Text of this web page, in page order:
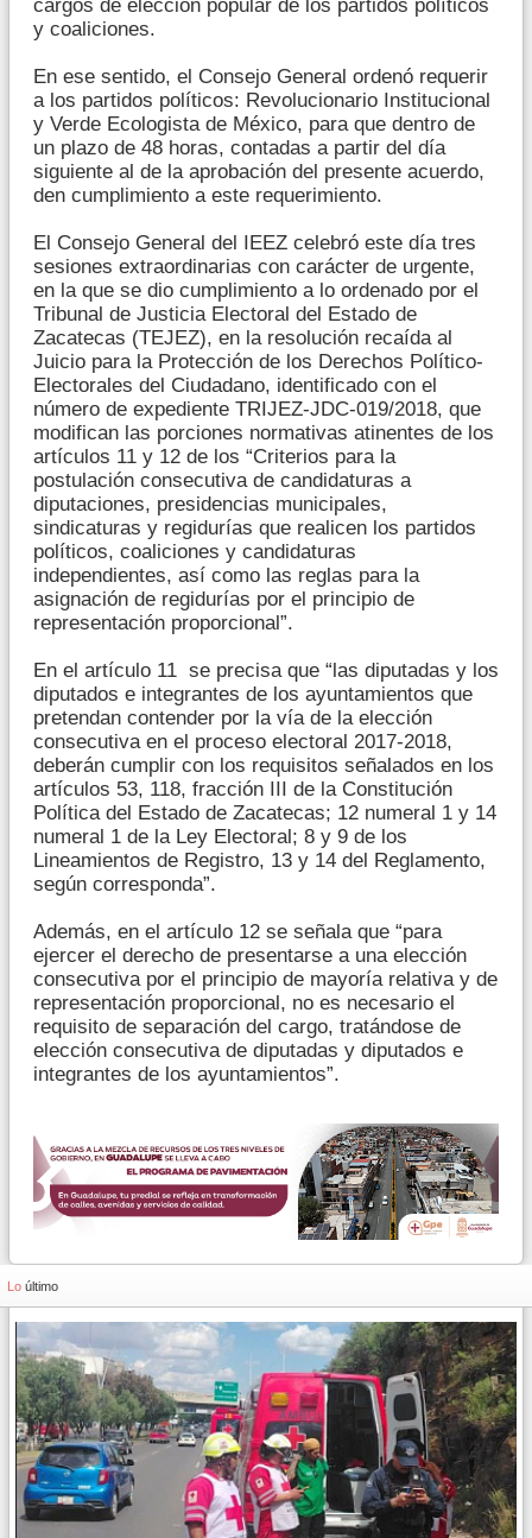
cargos de elección popular de los partidos políticos
y coaliciones.
En ese sentido, el Consejo General ordenó requerir
a los partidos políticos: Revolucionario Institucional
y Verde Ecologista de México, para que dentro de
un plazo de 48 horas, contadas a partir del día
siguiente al de la aprobación del presente acuerdo,
den cumplimiento a este requerimiento.
El Consejo General del IEEZ celebró este día tres
sesiones extraordinarias con carácter de urgente,
en la que se dio cumplimiento a lo ordenado por el
Tribunal de Justicia Electoral del Estado de
Zacatecas (TEJEZ), en la resolución recaída al
Juicio para la Protección de los Derechos Político-
Electorales del Ciudadano, identificado con el
número de expediente TRIJEZ-JDC-019/2018, que
modifican las porciones normativas atinentes de los
artículos 11 y 12 de los “Criterios para la
postulación consecutiva de candidaturas a
diputaciones, presidencias municipales,
sindicaturas y regidurías que realicen los partidos
políticos, coaliciones y candidaturas
independientes, así como las reglas para la
asignación de regidurías por el principio de
representación proporcional”.
En el artículo 11 se precisa que “las diputadas y los
diputados e integrantes de los ayuntamientos que
pretendan contender por la vía de la elección
consecutiva en el proceso electoral 2017-2018,
deberán cumplir con los requisitos señalados en los
artículos 53, 118, fracción III de la Constitución
Política del Estado de Zacatecas; 12 numeral 1 y 14
numeral 1 de la Ley Electoral; 8 y 9 de los
Lineamientos de Registro, 13 y 14 del Reglamento,
según corresponda”.
Además, en el artículo 12 se señala que “para
ejercer el derecho de presentarse a una elección
consecutiva por el principio de mayoría relativa y de
representación proporcional, no es necesario el
requisito de separación del cargo, tratándose de
elección consecutiva de diputadas y diputados e
integrantes de los ayuntamientos”.
Lo último